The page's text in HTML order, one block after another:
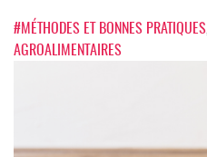
#MÉTHODES ET BONNES PRATIQUES
AGROALIMENTAIRES